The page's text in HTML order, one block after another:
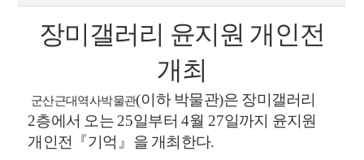
장미갤러리 윤지원 개인전
개최
군산근대역사박물관(이하 박물관)은 장미갤러리
2층에서 오는 25일부터4월 27일까지 윤지원
개인전
『기억 』 을 개최한다.